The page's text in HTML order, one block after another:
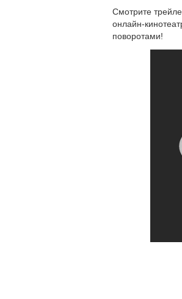
Смотрите
онлайн-
поворотами!